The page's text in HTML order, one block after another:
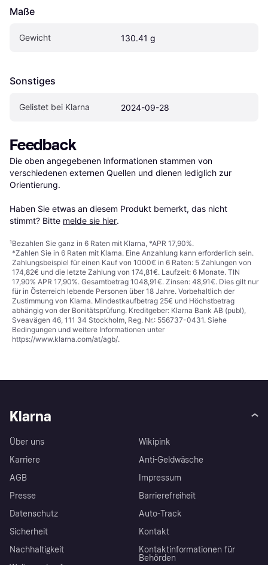
Maße
Gewicht 130.41 g
Sonstiges
Gelistet bei Klarna 2024-09-28
Feedback
Die oben angegebenen Informationen stammen von
verschiedenen externen Quellen und dienen lediglich zur
Orientierung.
Haben Sie etwas an diesem Produkt bemerkt, das nicht
stimmt? Bitte melde sie hier.
¹Bezahlen Sie ganz in 6 Raten mit Klarna, *APR 17,90%.
*Zahlen Sie in 6 Raten mit Klarna. Eine Anzahlung kann erforderlich sein.
Zahlungsbeispiel für einen Kauf von 1000€ in 6 Raten: 5 Zahlungen von
174,82€ und die letzte Zahlung von 174,81€. Laufzeit: 6 Monate. TIN
17,90% APR 17,90%. Gesamtbetrag 1048,91€. Zinsen: 48,91€. Dies gilt nur
für in Österreich lebende Personen über 18 Jahre. Vorbehaltlich der
Zustimmung von Klarna. Mindestkaufbetrag 25€ und Höchstbetrag
abhängig von der Bonitätsprüfung. Kreditgeber: Klarna Bank AB (publ),
Sveavägen 46, 111 34 Stockholm, Reg. Nr.: 556737-0431. Siehe
Bedingungen und weitere Informationen unter
https://www.klarna.com/at/agb/.
Klarna
Über uns
Karriere
AGB
Presse
Datenschutz
Sicherheit
Nachhaltigkeit
Wikipink
Anti-Geldwäsche
Impressum
Barrierefreiheit
Auto-Track
Kontakt
Kontaktinformationen für
Behörden